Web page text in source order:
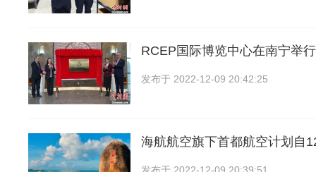
RCEP国际博览中心在南宁举
发布于 2022-12-09 20:42:25
海航航空旗下首都航空计划自